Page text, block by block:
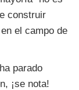
construir
el campo de
parado
¡se nota!